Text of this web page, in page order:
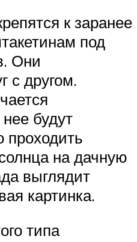
к заранее
под
Они
с другом.
будут
проходить
на дачную
выглядит
картинка.
типа